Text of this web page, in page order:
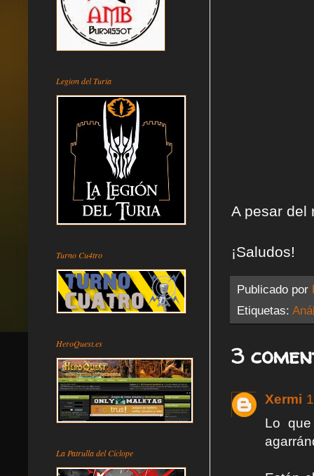
A pesar del
¡Saludos!
Publicado por
Etiquetas:
3
Xermi
Lo
Legion del Turia
Turno Cu4tro
HeroQuest.es
La Patrulla del Cíclope